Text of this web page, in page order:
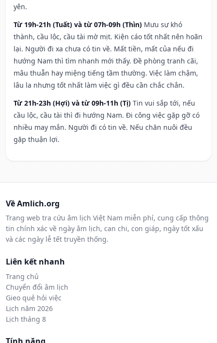
yên.
Từ 19h-21h (Tuất) và từ 07h-09h (Thìn) Mưu sự khó
thành, cầu lộc, cầu tài mờ mịt. Kiện cáo tốt nhất nên hoãn
lại. Người đi xa chưa có tin về. Mất tiền, mất của nếu đi
hướng Nam thì tìm nhanh mới thấy. Đề phòng tranh cãi,
mâu thuẫn hay miệng tiếng tầm thường. Việc làm chậm,
lâu la nhưng tốt nhất làm việc gì đều cần chắc chắn.
Từ 21h-23h (Hợi) và từ 09h-11h (Tị) Tin vui sắp tới, nếu
cầu lộc, cầu tài thì đi hướng Nam. Đi công việc gặp gỡ có
nhiều may mắn. Người đi có tin về. Nếu chăn nuôi đều
gặp thuận lợi.
Về Amlich.org
Trang web tra cứu âm lịch Việt Nam miễn phí, cung cấp thông
tin chính xác về ngày âm lịch, can chi, con giáp, ngày tốt xấu
và các ngày lễ tết truyền thống.
Liên kết nhanh
Trang chủ
Chuyển đổi âm lịch
Gieo quẻ hỏi việc
Lịch năm 2026
Lịch tháng 8